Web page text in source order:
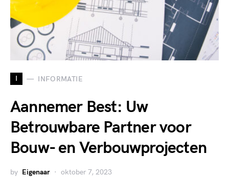
I INFORMATIE
Aannemer Best: Uw
Betrouwbare Partner voor
Bouw- en Verbouwprojecten
by Eigenaar oktober 7, 2023